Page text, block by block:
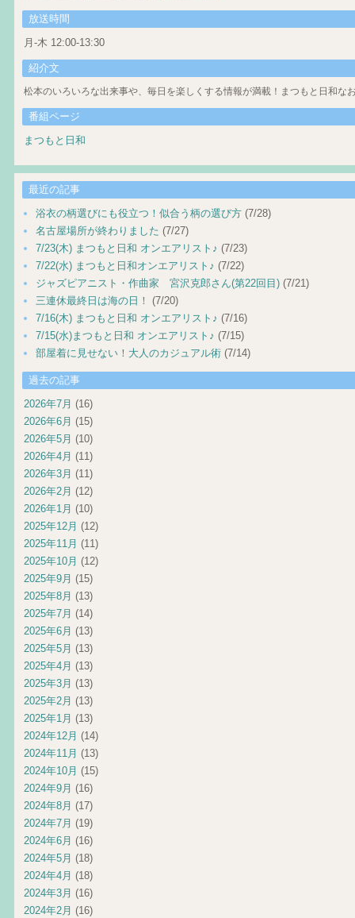
放送時間
月-木 12:00-13:30
紹介文
松本のいろいろな出来事や、毎日を楽しくする情報が満載！まつもと日和な
番組ページ
まつもと日和
最近の記事
浴衣の柄選びにも役立つ！似合う柄の選び方 (7/28)
名古屋場所が終わりました (7/27)
7/23(木) まつもと日和 オンエアリスト♪ (7/23)
7/22(水) まつもと日和オンエアリスト♪ (7/22)
ジャズピアニスト・作曲家 宮沢克郎さん(第22回目) (7/21)
三連休最終日は海の日！ (7/20)
7/16(木) まつもと日和 オンエアリスト♪ (7/16)
7/15(水)まつもと日和 オンエアリスト♪ (7/15)
部屋着に見せない！大人のカジュアル術 (7/14)
過去の記事
2026年7月 (16)
2026年6月 (15)
2026年5月 (10)
2026年4月 (11)
2026年3月 (11)
2026年2月 (12)
2026年1月 (10)
2025年12月 (12)
2025年11月 (11)
2025年10月 (12)
2025年9月 (15)
2025年8月 (13)
2025年7月 (14)
2025年6月 (13)
2025年5月 (13)
2025年4月 (13)
2025年3月 (13)
2025年2月 (13)
2025年1月 (13)
2024年12月 (14)
2024年11月 (13)
2024年10月 (15)
2024年9月 (16)
2024年8月 (17)
2024年7月 (19)
2024年6月 (16)
2024年5月 (18)
2024年4月 (18)
2024年3月 (16)
2024年2月 (16)